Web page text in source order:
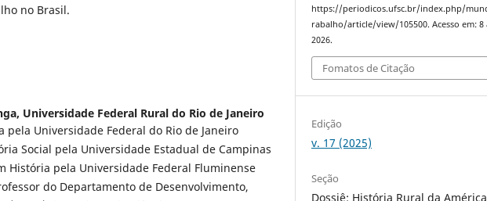
no Brasil.
Universidade Federal Rural do Rio de Janeiro
pela Universidade Federal do Rio de Janeiro
Social pela Universidade Estadual de Campinas
História pela Universidade Federal Fluminense
do Departamento de Desenvolvimento,
https://periodicos.ufsc.br/index.php/
rabalho/article/view/105500. Acesso em: 8
2026.
Fomatos de Citação
Edição
v. 17 (2025)
Seção
Dossiê: História Rural da América